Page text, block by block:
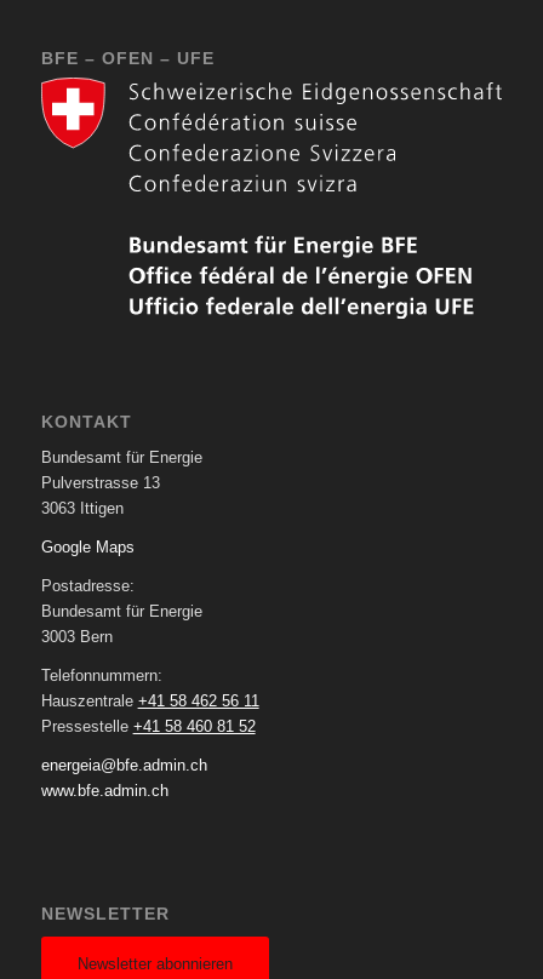
BFE – OFEN – UFE
KONTAKT
Bundesamt für Energie
Pulverstrasse 13
3063 Ittigen
Google Maps
Postadresse:
Bundesamt für Energie
3003 Bern
Telefonnummern:
Hauszentrale +41 58 462 56 11
Pressestelle +41 58 460 81 52
energeia@bfe.admin.ch
www.bfe.admin.ch
NEWSLETTER
Newsletter abonnieren